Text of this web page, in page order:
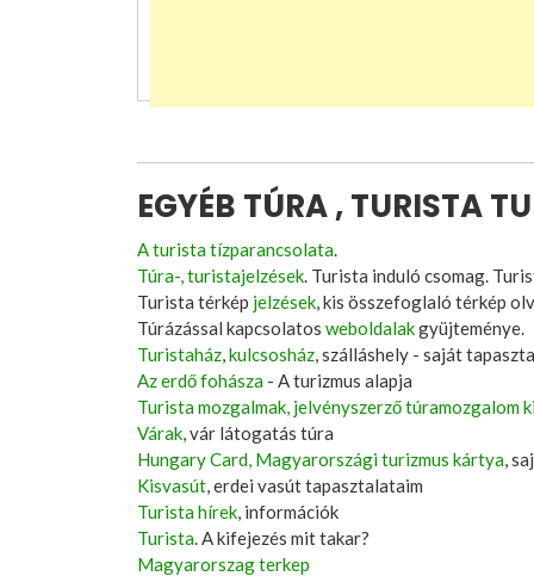
EGYÉB TÚRA , TURISTA
A turista tízparancsolata.
Túra-, turistajelzések. Turista induló csomag.
Turista térkép jelzések, kis összefoglaló térkép
Túrázással kapcsolatos weboldalakgyüjteménye.
Turistaház,kulcsosház, szálláshely - saját
Az erdő fohásza - A turizmus alapja
Turista mozgalmak, jelvényszerző túramozgalom
Várak, vár látogatás túra
Hungary Card, Magyarországi turizmus kártya,
Kisvasút, erdei vasút tapasztalataim
Turista hírek, információk
Turista. A kifejezés mit takar?
Magyarorszag terkep